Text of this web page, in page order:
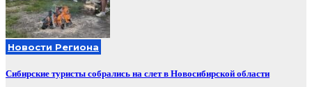
Новости Региона
Сибирские туристы собрались на слет в Новосибирской области